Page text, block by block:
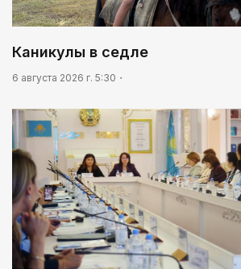
Каникулы в седле
6 августа 2026 г. 5:30